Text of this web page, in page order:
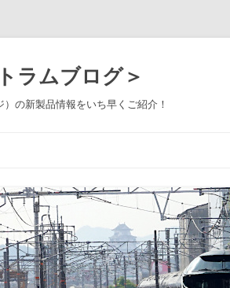
ラムブログ＞
の新製品情報をいち早くご紹介！
へ
ス
キ
ッ
プ